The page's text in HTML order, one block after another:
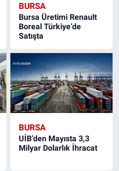
BURSA
Bursa Üretimi Renault
Boreal Türkiye’de
Satışta
BURSA
UİB’den Mayısta 3,3
Milyar Dolarlık İhracat